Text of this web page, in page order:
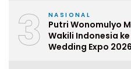
3 NASIONAL
Putri Wonomulyo
Wakili Indonesia
Wedding Expo 2026